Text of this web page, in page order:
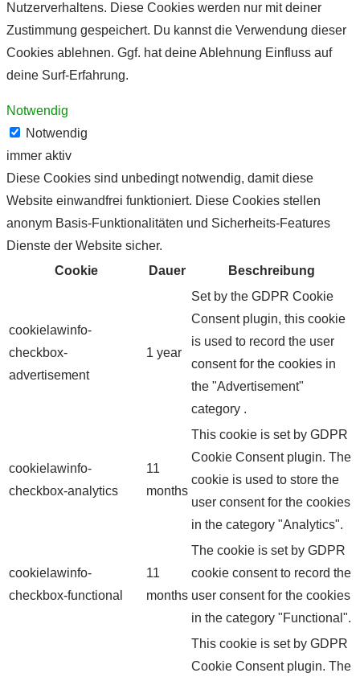
Nutzerverhaltens. Diese Cookies werden nur mit deiner
Zustimmung gespeichert. Du kannst die Verwendung dieser
Cookies ablehnen. Ggf. hat deine Ablehnung Einfluss auf
deine Surf-Erfahrung.
Notwendig
Notwendig
immer aktiv
Diese Cookies sind unbedingt notwendig, damit diese
Website einwandfrei funktioniert. Diese Cookies stellen
anonym Basis-Funktionalitäten und Sicherheits-Features
Dienste der Website sicher.
Cookie
Dauer Beschreibung
cookielawinfo-
checkbox-
advertisement
1 year
Set by the GDPR Cookie
Consent plugin, this cookie
is used to record the user
consent for the cookies in
the "Advertisement"
category .
cookielawinfo-
checkbox-analytics
11
months
This cookie is set by GDPR
Cookie Consent plugin. The
cookie is used to store the
user consent for the cookies
in the category "Analytics".
cookielawinfo-
checkbox-functional
11
months
The cookie is set by GDPR
cookie consent to record the
user consent for the cookies
in the category "Functional".
This cookie is set by GDPR
Cookie Consent plugin. The